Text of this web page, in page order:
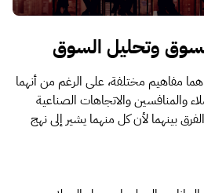
وتحليل السوق
مفاهيم مختلفة، على الرغم من أنهما
والمنافسين والاتجاهات الصناعية
بينهما لأن كل منهما يشير إلى نهج